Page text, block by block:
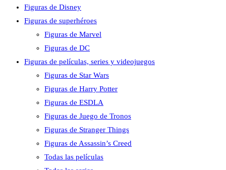
Figuras de Disney
Figuras de superhéroes
Figuras de Marvel
Figuras de DC
Figuras de películas, series y videojuegos
Figuras de Star Wars
Figuras de Harry Potter
Figuras de ESDLA
Figuras de Juego de Tronos
Figuras de Stranger Things
Figuras de Assassin’s Creed
Todas las películas